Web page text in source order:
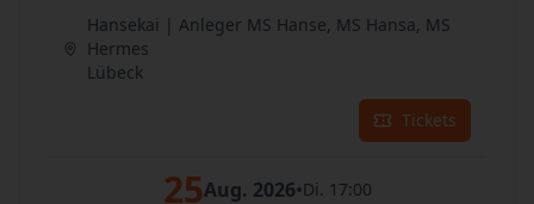
Hansekai | Anleger MS Hanse, MS Hansa, MS
Hermes
Lübeck
Tickets
25Aug. 2026•Di. 17:00